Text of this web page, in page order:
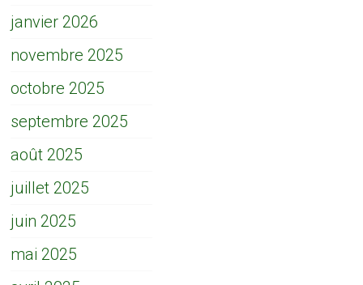
janvier 2026
novembre 2025
octobre 2025
septembre 2025
août 2025
juillet 2025
juin 2025
mai 2025